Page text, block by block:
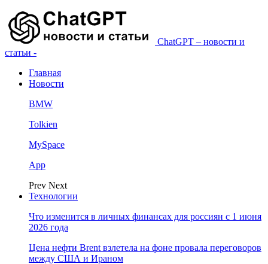
ChatGPT – новости и
статьи -
Главная
Новости
BMW
Tolkien
MySpace
App
Prev Next
Технологии
Что изменится в личных финансах для россиян с 1 июня
2026 года
Цена нефти Brent взлетела на фоне провала переговоров
между США и Ираном